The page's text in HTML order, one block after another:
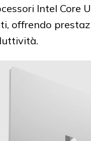
Intel Core
offrendo